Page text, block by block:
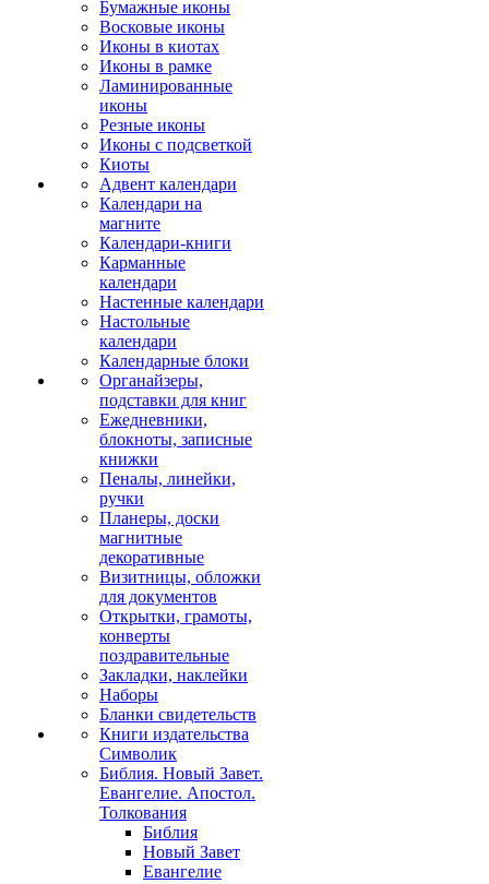
Бумажные иконы
Восковые иконы
Иконы в киотах
Иконы в рамке
Ламинированные
иконы
Резные иконы
Иконы с подсветкой
Киоты
Адвент календари
Календари на
магните
Календари-книги
Карманные
календари
Настенные календари
Настольные
календари
Календарные блоки
Органайзеры,
подставки для книг
Ежедневники,
блокноты, записные
книжки
Пеналы, линейки,
ручки
Планеры, доски
магнитные
декоративные
Визитницы, обложки
для документов
Открытки, грамоты,
конверты
поздравительные
Закладки, наклейки
Наборы
Бланки свидетельств
Книги издательства
Символик
Библия. Новый Завет.
Евангелие. Апостол.
Толкования
Библия
Новый Завет
Евангелие